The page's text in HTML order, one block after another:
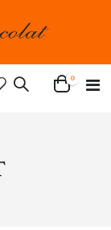
Cart
0articles